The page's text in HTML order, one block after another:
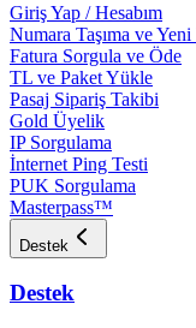
Giriş Yap / Hesabım
Numara Taşıma ve
Fatura Sorgula ve Öde
TL ve Paket Yükle
Pasaj Sipariş Takibi
Gold Üyelik
IP Sorgulama
İnternet Ping Testi
PUK Sorgulama
Masterpass™
Destek
Destek